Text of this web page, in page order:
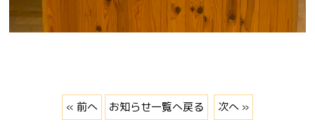
« 前へ お知らせ一覧へ戻る 次へ »